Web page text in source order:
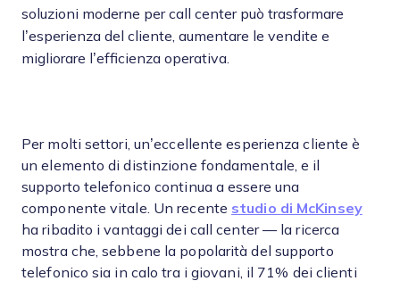
soluzioni moderne per call center può trasformare
l’esperienza del cliente, aumentare le vendite e
migliorare l’efficienza operativa.
Per molti settori, un’eccellente esperienza cliente è
un elemento di distinzione fondamentale, e il
supporto telefonico continua a essere una
componente vitale. Un recente studio di McKinsey
ha ribadito i vantaggi dei call center — la ricerca
mostra che, sebbene la popolarità del supporto
telefonico sia in calo tra i giovani, il 71% dei clienti